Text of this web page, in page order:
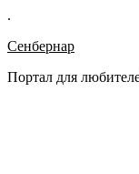
.
Сенбернар
Портал для